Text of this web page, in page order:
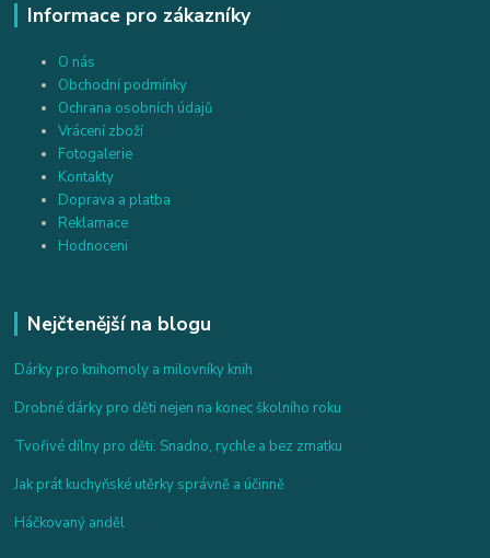
Informace pro zákazníky
O nás
Obchodní podmínky
Ochrana osobních údajů
Vrácení zboží
Fotogalerie
Kontakty
Doprava a platba
Reklamace
Hodnoceni
Nejčtenější na blogu
Dárky pro knihomoly a milovníky knih
Drobné dárky pro děti nejen na konec školního roku
Tvořivé dílny pro děti: Snadno, rychle a bez zmatku
Jak prát kuchyňské utěrky správně a účinně
Háčkovaný anděl